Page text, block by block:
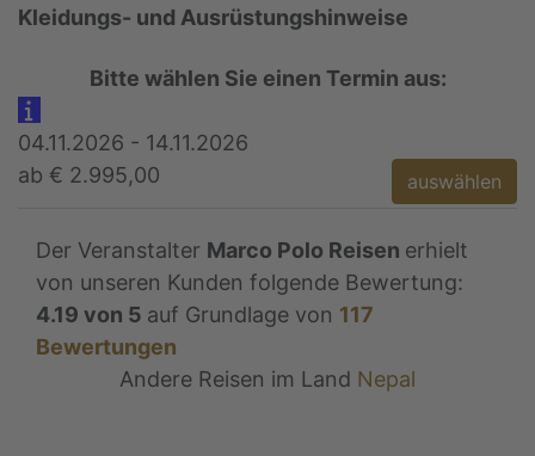
Kleidungs- und Ausrüstungshinweise
Bitte wählen Sie einen Termin aus:
04.11.2026 - 14.11.2026
ab € 2.995,00
auswählen
Der Veranstalter Marco Polo Reisen erhielt
von unseren Kunden folgende Bewertung:
4.19 von 5 auf Grundlage von 117
Bewertungen
Andere Reisen im Land Nepal